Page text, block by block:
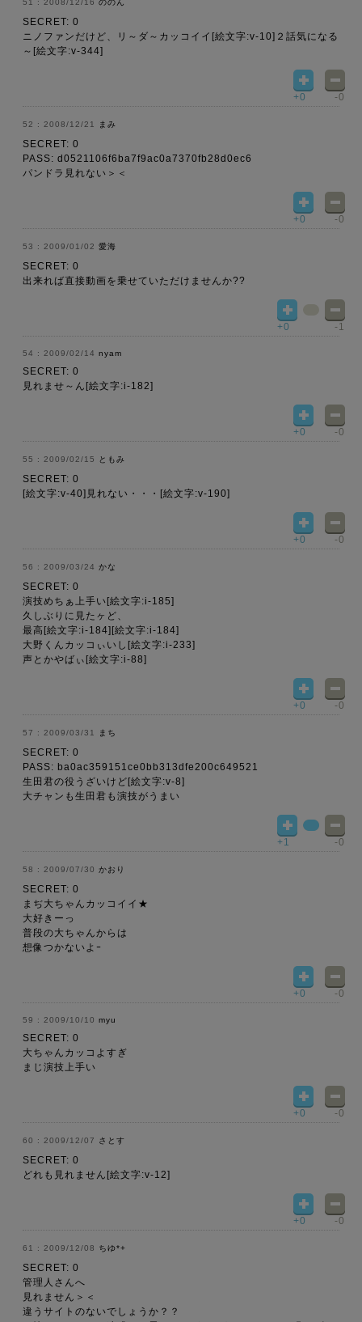
2008/12/16 ののん
SECRET: 0
ニノファンだけど、リ～ダ～カッコイイ[絵文字:v-10]２話気になる
～[絵文字:v-344]
+0 -0
2008/12/21 まみ
SECRET: 0
PASS: d0521106f6ba7f9ac0a7370fb28d0ec6
パンドラ見れない＞＜
+0 -0
2009/01/02 愛海
SECRET: 0
出来れば直接動画を乗せていただけませんか??
+0 -1
2009/02/14 nyam
SECRET: 0
見れませ～ん[絵文字:i-182]
+0 -0
2009/02/15 ともみ
SECRET: 0
[絵文字:v-40]見れない・・・[絵文字:v-190]
+0 -0
2009/03/24 かな
SECRET: 0
演技めちぁ上手い[絵文字:i-185]
久しぶりに見たヶど、
最高[絵文字:i-184][絵文字:i-184]
大野くんカッコぃいし[絵文字:i-233]
声とかやばぃ[絵文字:i-88]
+0 -0
2009/03/31 まち
SECRET: 0
PASS: ba0ac359151ce0bb313dfe200c649521
生田君の役うざいけど[絵文字:v-8]
大チャンも生田君も演技がうまい
+1 -0
2009/07/30 かおり
SECRET: 0
まぢ大ちゃんカッコイイ★
大好きーっ
普段の大ちゃんからは
想像つかないよｰ
+0 -0
2009/10/10 myu
SECRET: 0
大ちゃんカッコよすぎ
まじ演技上手い
+0 -0
2009/12/07 さとす
SECRET: 0
どれも見れません[絵文字:v-12]
+0 -0
2009/12/08 ちゆ*+
SECRET: 0
管理人さんへ
見れません＞＜
違うサイトのないでしょうか？？